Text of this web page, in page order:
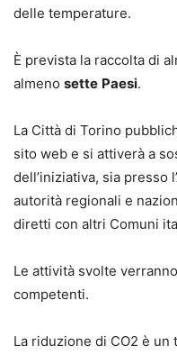
delle temperature.
È prevista la raccolta di
almeno sette Paesi.
La Città di Torino
sito web e si attiverà a
dell’iniziativa, sia presso
autorità regionali e
diretti con altri Comuni
Le attività svolte
competenti.
La riduzione di CO2 è